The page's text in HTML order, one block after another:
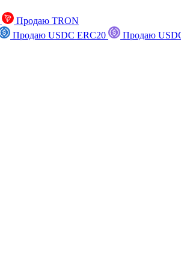
Продаю TRON
Продаю USDC ERC20
Продаю